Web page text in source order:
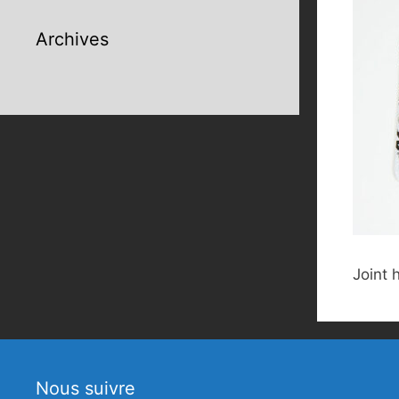
Joint
Archives
Nous suivre